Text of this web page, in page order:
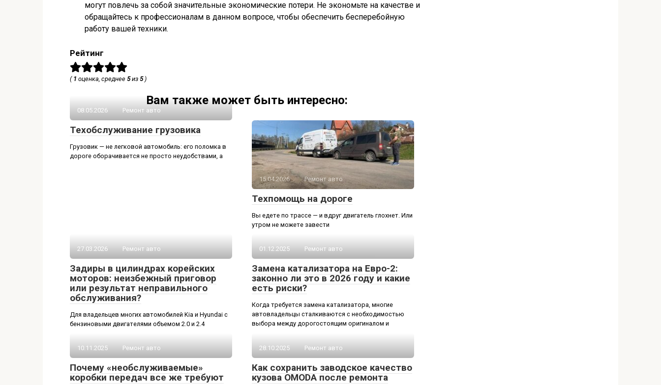
могут повлечь за собой значительные экономические потери. Не экономьте на качестве и
обращайтесь к профессионалам в данном вопросе, чтобы обеспечить бесперебойную
работу вашей техники.
Рейтинг
( 1 оценка, среднее 5из 5)
Вам также может быть интересно:
08.05.2026 Ремонт авто
Техобслуживание грузовика
Грузовик — не легковой автомобиль: его поломка в
дороге оборачивается не просто неудобствами, а
15.04.2026 Ремонт авто
Техпомощь на дороге
Вы едете по трассе — и вдруг двигатель глохнет. Или
утром не можете завести
27.03.2026 Ремонт авто
Задиры в цилиндрах корейских
моторов: неизбежный приговор
или результат неправильного
обслуживания?
Для владельцев многих автомобилей Kia и Hyundai с
бензиновыми двигателями объемом 2.0 и 2.4
01.12.2025 Ремонт авто
Замена катализатора на Евро-2:
законно ли это в 2026 году и какие
есть риски?
Когда требуется замена катализатора, многие
автовладельцы сталкиваются с необходимостью
выбора между дорогостоящим оригиналом и
10.11.2025 Ремонт авто
Почему «необслуживаемые»
коробки передач все же требуют
28.10.2025 Ремонт авто
Как сохранить заводское качество
кузова OMODA после ремонта